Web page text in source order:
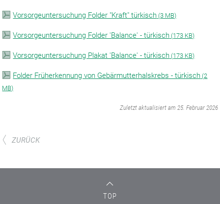
Vorsorgeuntersuchung Folder "Kraft" türkisch (3 MB)
Vorsorgeuntersuchung Folder 'Balance' - türkisch (173 KB)
Vorsorgeuntersuchung Plakat 'Balance' - türkisch (173 KB)
Folder Früherkennung von Gebärmutterhalskrebs - türkisch (2
MB)
Zuletzt aktualisiert am 25. Februar 2026
ZURÜCK
TOP